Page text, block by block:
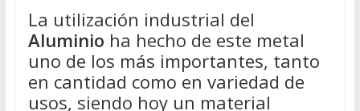
La utilización industrial del
Aluminio ha hecho de este metal
uno de los más importantes, tanto
en cantidad como en variedad de
usos, siendo hoy un material